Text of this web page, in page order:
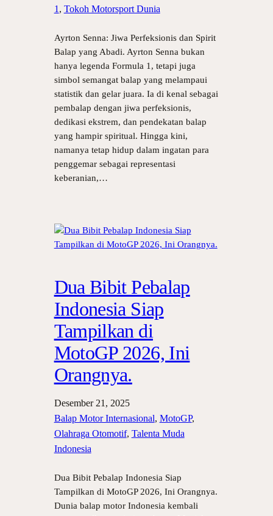
1 , Tokoh Motorsport Dunia
Ayrton Senna: Jiwa Perfeksionis dan Spirit
Balap yang Abadi. Ayrton Senna bukan
hanya legenda Formula 1, tetapi juga
simbol semangat balap yang melampaui
statistik dan gelar juara. Ia di kenal sebagai
pembalap dengan jiwa perfeksionis,
dedikasi ekstrem, dan pendekatan balap
yang hampir spiritual. Hingga kini,
namanya tetap hidup dalam ingatan para
penggemar sebagai representasi
keberanian,…
Dua Bibit Pebalap
Indonesia Siap
Tampilkan di
MotoGP 2026, Ini
Orangnya.
Desember 21, 2025
Balap Motor Internasional, MotoGP
Olahraga Otomotif, Talenta Muda
Indonesia
Dua Bibit Pebalap Indonesia Siap
Tampilkan di MotoGP 2026, Ini Orangnya.
Dunia balap motor Indonesia kembali